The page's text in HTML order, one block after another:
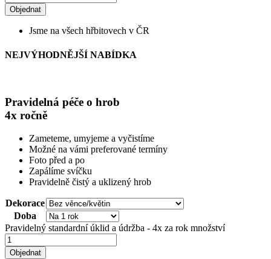
Objednat
Jsme na všech hřbitovech v ČR
NEJVÝHODNĚJŠÍ NABÍDKA
Pravidelná péče o hrob
4x ročně
Zameteme, umyjeme a vyčistíme
Možné na vámi preferované termíny
Foto před a po
Zapálíme svíčku
Pravidelně čistý a uklizený hrob
Dekorace
Doba
Pravidelný standardní úklid a údržba - 4x za rok množství
Objednat